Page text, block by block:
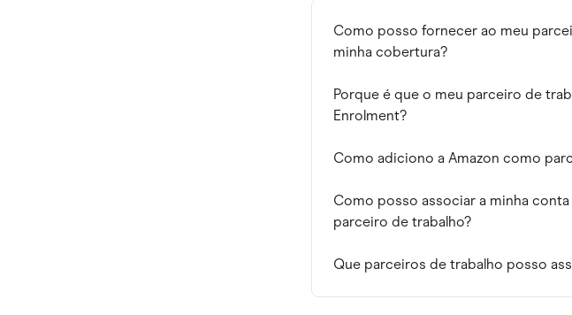
Como posso fornecer ao meu
minha cobertura?
Porque é que o meu parceiro de
Enrolment?
Como adiciono a Amazon como
Como posso associar a minha
parceiro de trabalho?
Que parceiros de trabalho posso